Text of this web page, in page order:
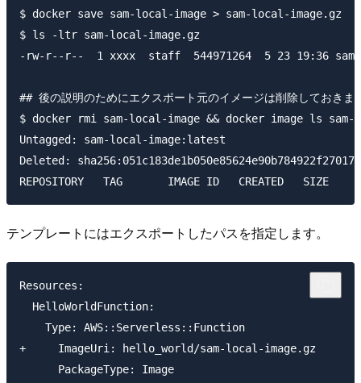
$ docker save sam-local-image > sam-local-image.gz
$ ls -ltr sam-local-image.gz
-rw-r--r--  1 xxxx  staff  544971264  5 23 19:36 sam-
## 後の説明のためにエクスポート元のイメージは削除しておきま
$ docker rmi sam-local-image && docker image ls sam-
Untagged: sam-local-image:latest
Deleted:
テンプレートにはエクスポートしたパスを指定します。
Resources:
  HelloWorldFunction:
    Type: AWS::Serverless::Function
+     ImageUri: hello_world/sam-local-image.gz
      PackageType: Image